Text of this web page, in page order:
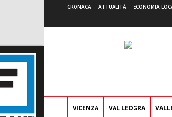
CRONACA ATTUALITÀ ECONOMIA
VICENZA VAL LEOGRA